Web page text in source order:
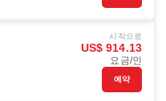
시작으로
US$ 914.13
요금/인
예약